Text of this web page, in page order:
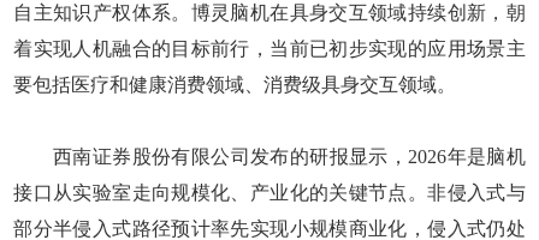
自主知识产权体系。博灵脑机在具身交互领域持续创新，朝
着实现人机融合的目标前行，当前已初步实现的应用场景主
要包括医疗和健康消费领域、消费级具身交互领域。
西南证券股份有限公司发布的研报显示，2026年是脑机
接口从实验室走向规模化、产业化的关键节点。非侵入式与
部分半侵入式路径预计率先实现小规模商业化，侵入式仍处